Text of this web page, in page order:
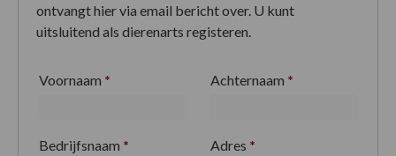
ontvangt hier via email bericht over. U kunt
uitsluitend als dierenarts registeren.
Voornaam * Achternaam *
Bedrijfsnaam * Adres *